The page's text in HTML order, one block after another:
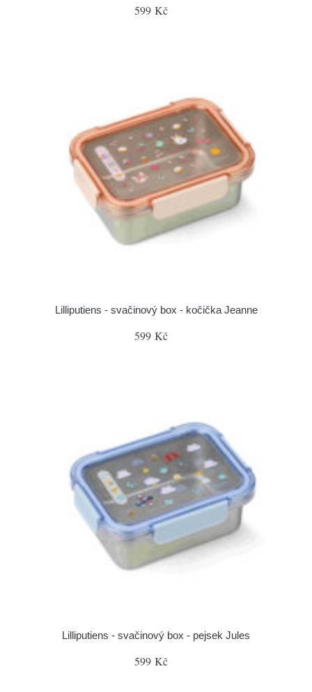
599 Kč
Lilliputiens - svačinový box - kočička Jeanne
599 Kč
Lilliputiens - svačinový box - pejsek Jules
599 Kč